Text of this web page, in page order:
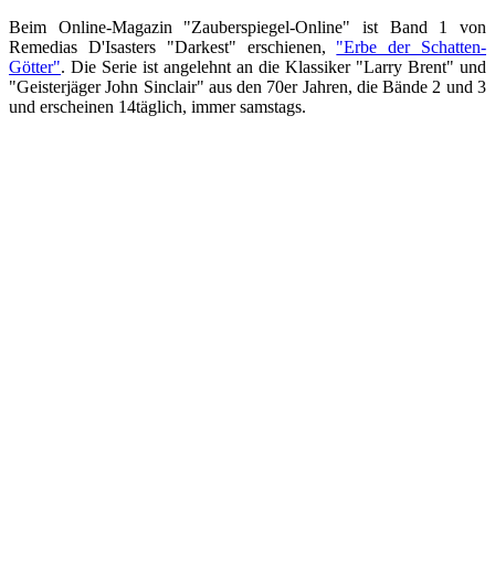
Beim Online-Magazin "Zauberspiegel-Online" ist Band 1 von
Remedias D'Isasters "Darkest" erschienen, "Erbe der Schatten-
Götter". Die Serie ist angelehnt an die Klassiker "Larry Brent" und
"Geisterjäger John Sinclair" aus den 70er Jahren, die Bände 2 und 3
und erscheinen 14täglich, immer samstags.